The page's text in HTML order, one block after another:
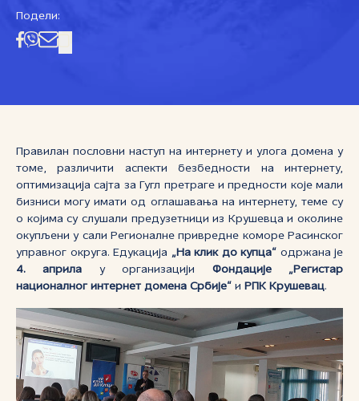
Подели:
Правилан пословни наступ на интернету и улога домена у
томе, различити аспекти безбедности на интернету,
оптимизација сајта за Гугл претраге и предности које мали
бизниси могу имати од оглашавања на интернету, теме су
о којима су слушали предузетници из Крушевца и околине
окупљени у сали Регионалне привредне коморе Расинског
управног округа. Едукација „На клик до купца“ одржана је
4. априла у организацији Фондације „Регистар
националног интернет домена Србије“ и РПК Крушевац.